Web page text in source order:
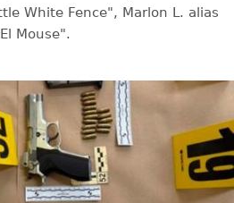
White Fence", Marlon L. alias
Mouse".